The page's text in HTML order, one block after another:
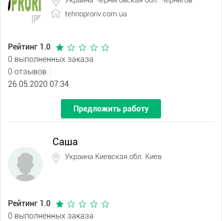
tehnoproriv.com.ua
Рейтинг 1.0
0 выполненных заказа
0 отзывов
26.05.2020 07:34
Предложить работу
Саша
Украина Киевская обл. Киев
Рейтинг 1.0
0 выполненных заказа